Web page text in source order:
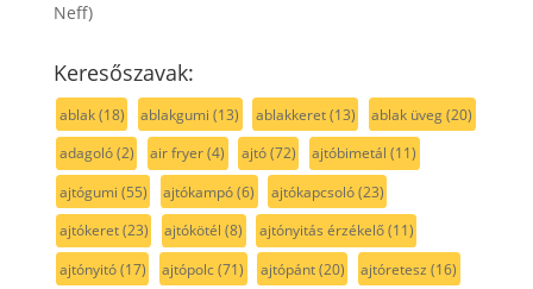
Neff)
Keresőszavak:
ablak(18) ablakgumi (13) ablakkeret(13) ablak üveg(20)
adagoló(2) air fryer(4) ajtó(72) ajtóbimetál (11)
ajtógumi (55) ajtókampó(6) ajtókapcsoló(23)
ajtókeret(23) ajtókötél (8) ajtónyitás érzékelő(11)
ajtónyitó(17) ajtópolc(71) ajtópánt(20) ajtóretesz (16)